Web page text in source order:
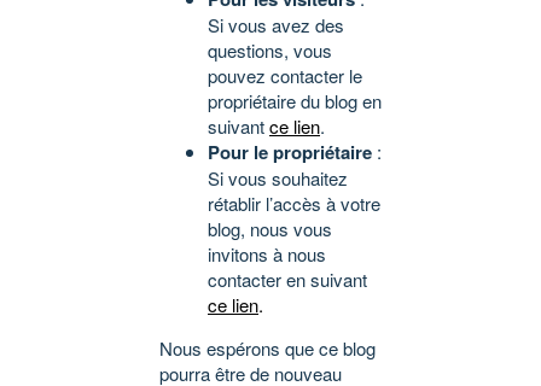
Si vous avez des
questions, vous
pouvez contacter le
propriétaire du blog en
suivantce lien.
Pour le propriétaire :
Si vous souhaitez
rétablir l’accès à votre
blog, nous vous
invitons à nous
contacter en suivant
ce lien.
Nous espérons que ce blog
pourra être de nouveau